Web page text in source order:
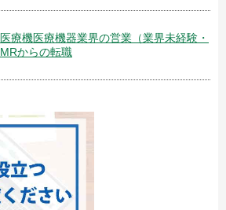
医療機医療機器業界の営業（業界未経験・
MRからの転職